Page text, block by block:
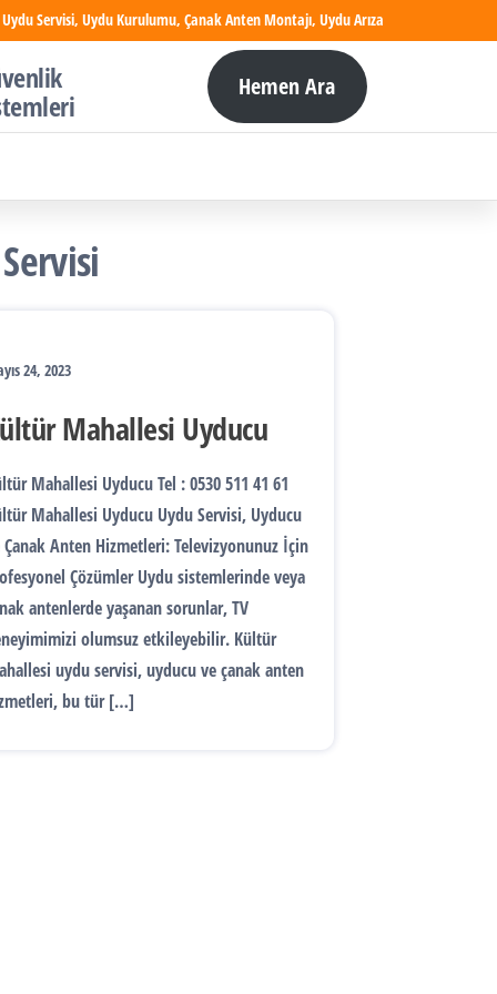
Servisi, Uydu Kurulumu, Çanak Anten Montajı, Uydu Arıza
Hemen Ara
24, 2023
Mahallesi Uyducu
Mahallesi Uyducu Tel : 0530 511 41 61
Mahallesi Uyducu Uydu Servisi, Uyducu
Çanak Anten Hizmetleri: Televizyonunuz İçin
Çözümler Uydu sistemlerinde veya
antenlerde yaşanan sorunlar, TV
olumsuz etkileyebilir. Kültür
uydu servisi, uyducu ve çanak anten
bu tür […]